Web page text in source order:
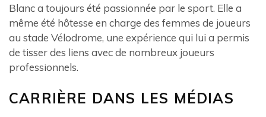
Blanc a toujours été passionnée par le sport. Elle a
même été hôtesse en charge des femmes de joueurs
au stade Vélodrome, une expérience qui lui a permis
de tisser des liens avec de nombreux joueurs
professionnels.
CARRIÈRE DANS LES MÉDIAS